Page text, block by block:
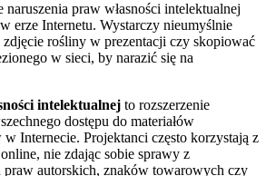
naruszenia praw własności intelektualnej
erze Internetu. Wystarczy nieumyślnie
rośliny w prezentacji czy skopiować
w sieci, by narazić się na
intelektualnej to rozszerzenie
dostępu do materiałów
Internecie. Projektanci często korzystają z
nie zdając sobie sprawy z
praw autorskich, znaków towarowych czy